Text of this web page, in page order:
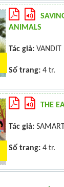
ANIMALS
Tác giả: VANDIT
Số trang: 4 tr.
THE
Tác giả:
Số trang: 4 tr.